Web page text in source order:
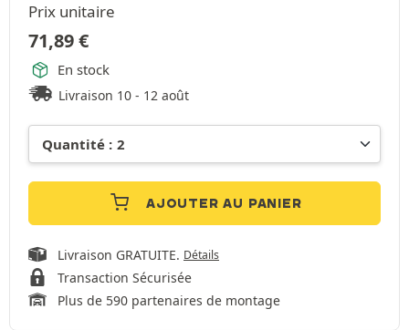
Prix unitaire
71,89€
En stock
Livraison 10 - 12 août
AJOUTER AU PANIER
Livraison GRATUITE. Détails
Transaction Sécurisée
Plus de 590 partenaires de montage